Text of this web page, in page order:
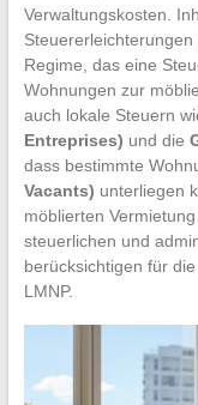
Verwaltungskosten.
Regime, das eine
Wohnungen zur
auch lokale Steuern
Entreprises) und die
dass bestimmte
Vacants) unterliegen
möblierten
steuerlichen und
berücksichtigen für
LMNP.